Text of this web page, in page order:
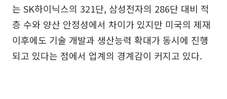
는 SK하이닉스의 321단, 삼성전자의 286단 대비 적
층 수와 양산 안정성에서 차이가 있지만 미국의 제재
이후에도 기술 개발과 생산능력 확대가 동시에 진행
되고 있다는 점에서 업계의 경계감이 커지고 있다.